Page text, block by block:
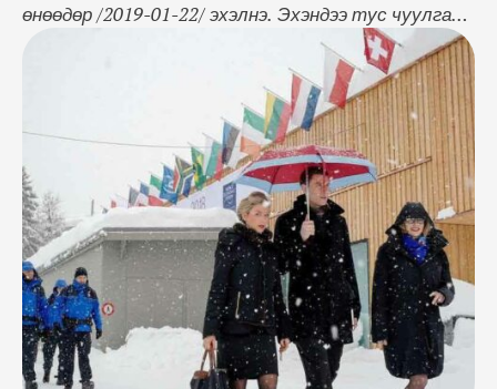
өнөөдөр /2019-01-22/ эхэлнэ. Эхэндээ тус чуулганд
60 орны төр, засгийн тэргүүн оролцоно гэж байв.
Гэвч дотоод дахь асуудлаасаа үүдэн зарим орны
төр засгийн тэргүүнүүд оролцохгүй гэдгээ
мэдэгдээд буй. АНУ, ОХУ, Их Британи, Франц зэрэг
олон орны төлөөлөл оролцохгүйгээр өнжиж байгаа
юм. Дөрвөн хоног үргэлжлэх энэ удаагийн чуулган
нь …